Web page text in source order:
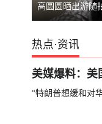
高圆圆晒出游随
热点 ·资讯
美媒爆料：美
“特朗普想缓和对